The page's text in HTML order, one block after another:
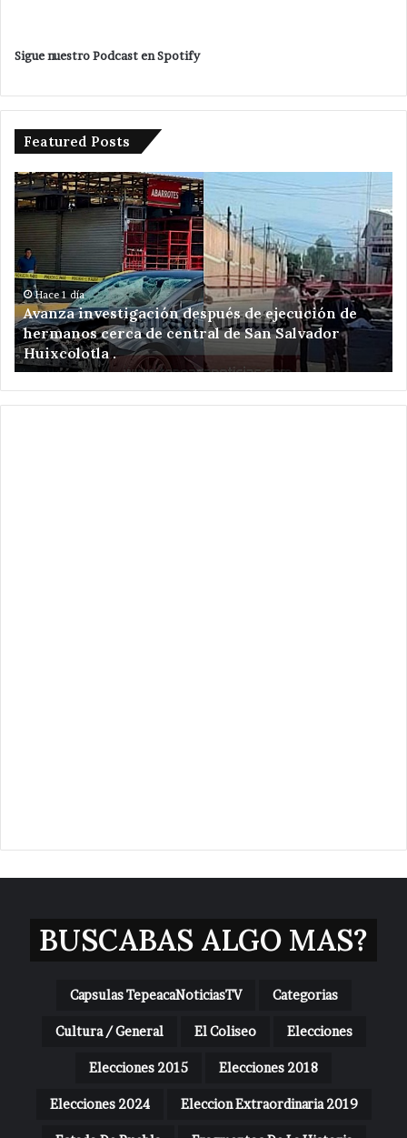
Sigue nuestro Podcast en Spotify
Featured Posts
Avanza
investigación
después
de
ejecución
de
hermanos
cerca
de
central
de
San
Salvador
Hace 1 día
Avanza investigación después de ejecución de
hermanos cerca de central de San Salvador
Huixcolotla .
a
de
BUSCABAS ALGO MAS?
Capsulas TepeacaNoticiasTV Categorias
Cultura / General El Coliseo Elecciones
Elecciones 2015 Elecciones 2018
Elecciones 2024 Eleccion Extraordinaria 2019